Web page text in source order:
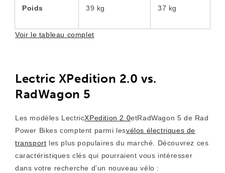
Poids 39 kg 37 kg
Voir le tableau complet
Lectric XPedition 2.0 vs.
RadWagon 5
Les modèles LectricXPedition 2.0etRadWagon 5 de Rad
Power Bikes comptent parmi lesvélos électriques de
transport les plus populaires du marché. Découvrez ces
caractéristiques clés qui pourraient vous intéresser
dans votre recherche d'un nouveau vélo :